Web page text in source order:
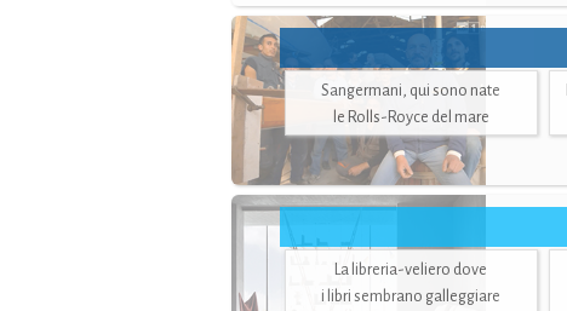
Sangermani, qui sono nate
le Rolls-Royce del mare
La libreria-veliero dove
i libri sembrano galleggiare